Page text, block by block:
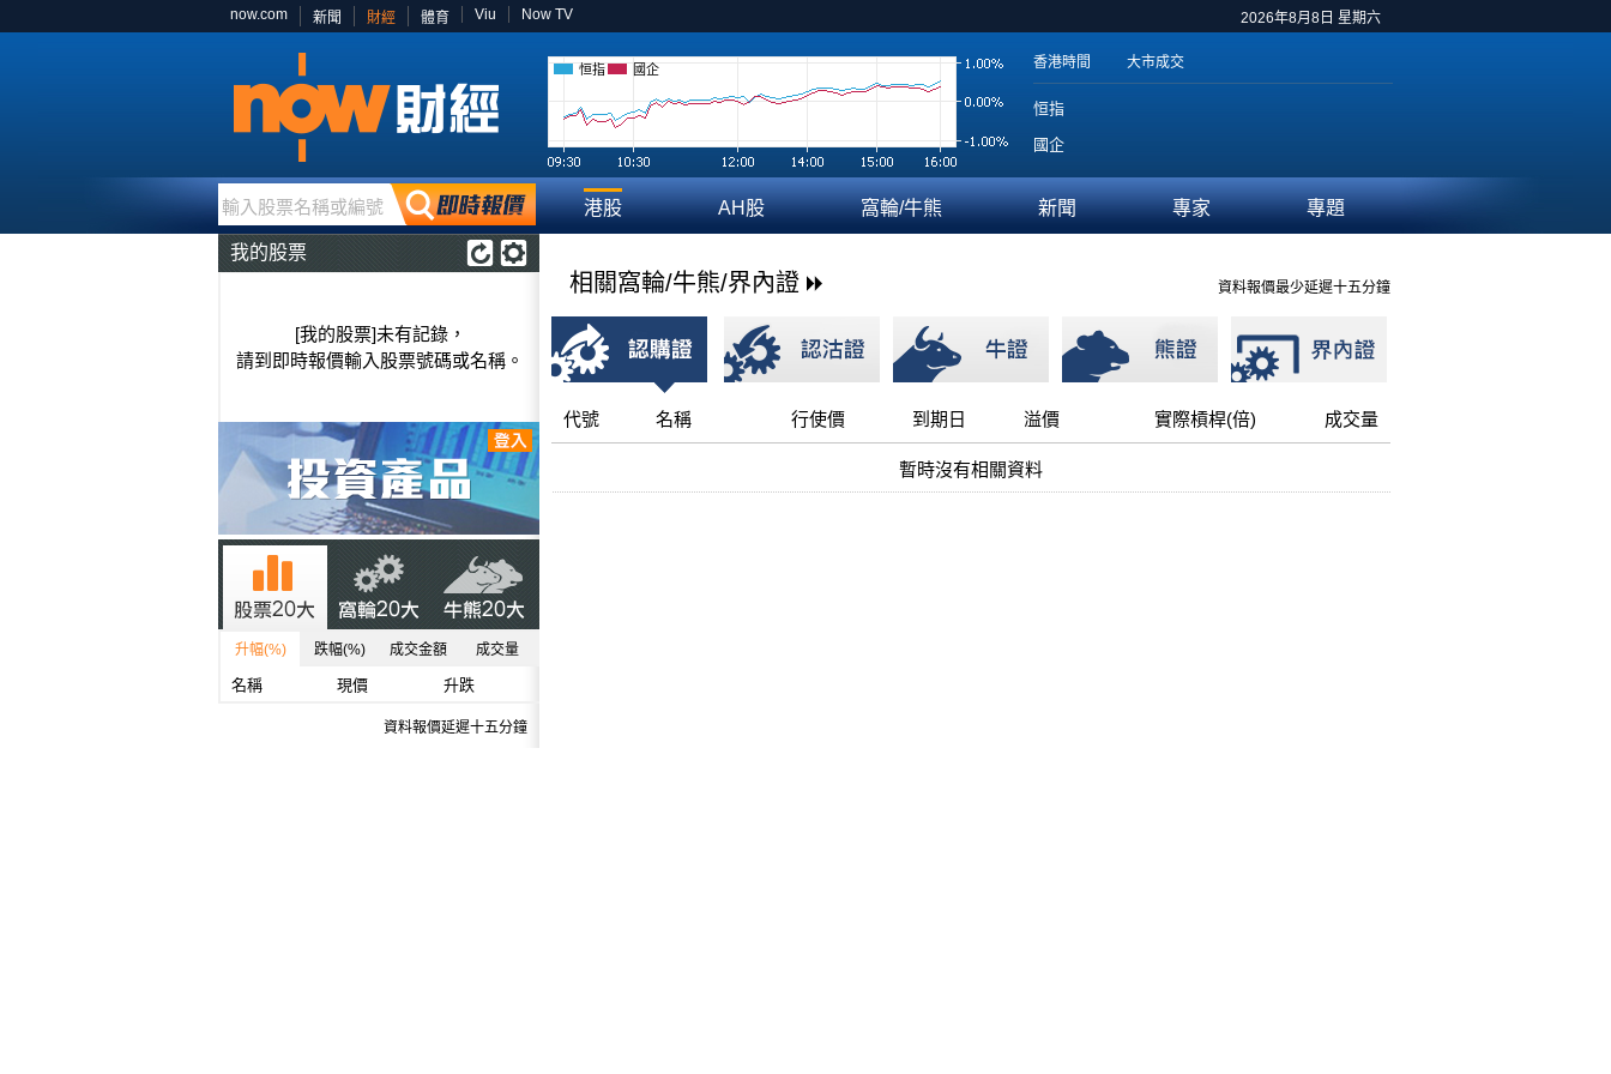
2026年8月8日 星期六
now.com 新聞 財經 體育 Viu Now TV
恒指 國企 香港時間 大市成交
恒指
國企
輸入股票名稱或編號 港股 AH股 窩輪/牛熊 新聞 專家 專題
我的股票
[我的股票]未有記錄，
請到即時報價輸入股票號碼或名稱。
升幅(%) 跌幅(%) 成交金額 成交量
名稱 現價 升跌
資料報價延遲十五分鐘
資料報價最少延遲十五分鐘
相關窩輪/牛熊/界內證
代號 名稱 行使價 到期日 溢價 實際槓桿(倍) 成交量
暫時沒有相關資料